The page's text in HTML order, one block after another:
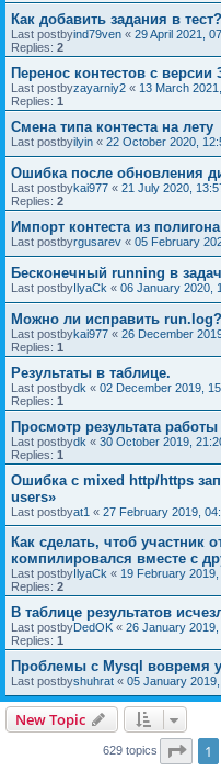
Как добавить задания в тест?
Last postbyind79ven « 29 April 2021,
Replies: 2
Перенос контестов с версии
Last postbyzayarniy2 « 13 March
Replies: 1
Смена типа контеста на лету
Last postbyilyin « 22 October 2020,
Ошибка после обновления
Last postbykai977 « 21 July 2020,
Replies: 2
Импорт контеста из
Last postbyrgusarev « 05 February
Бесконечный running в
Last postbyIlyaCk « 06 January 2020,
Можно ли исправить run.log?
Last postbykai977 « 26 December
Replies: 1
Результаты в таблице.
Last postbydk « 02 December 2019,
Replies: 1
Просмотр результата работы
Last postbydk « 30 October 2019,
Replies: 1
Ошибка с mixed http/https
users»
Last postbyat1 « 27 February 2019,
Как сделать, чтоб участник
компилировался вместе с
Last postbyIlyaCk « 19 February 2019,
Replies: 2
В таблице результатов
Last postbyDedOK « 26 January 2019,
Replies: 1
Проблемы с Mysql вовремя
Last postbyshuhrat « 05 January
New Topic
629 topics Page
1